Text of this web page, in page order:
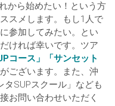
から始めたい！という方
スメします。もし1人で
参加してみたい。とい
ければ幸いです。ツア
コース」
「サンセット
がございます。また、沖
SUPスクール」なども
お問い合わせいただく